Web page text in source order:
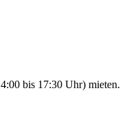
bis 17:30 Uhr) mieten.